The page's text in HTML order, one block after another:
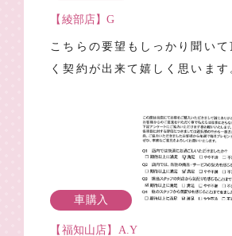
【綾部店】G
こちらの要望もしっかり聞いて
く契約が出来て嬉しく思います
車購入
【福知山店】A.Y